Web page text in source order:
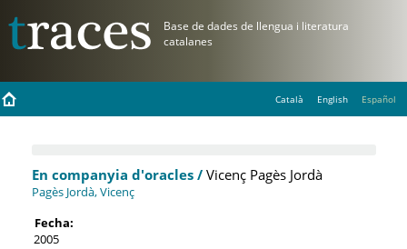
Català English Español
En companyia d'oracles /Vicenç Pagès Jordà
Pagès Jordà, Vicenç
Fecha:
2005